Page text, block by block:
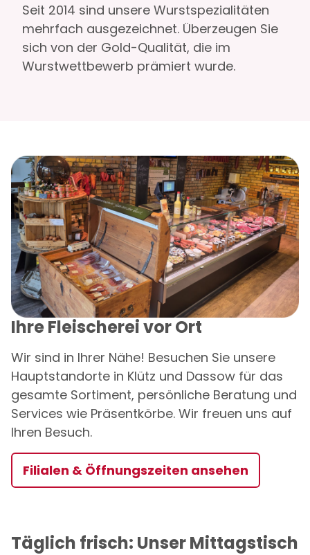
Seit 2014 sind unsere Wurstspezialitäten
mehrfach ausgezeichnet. Überzeugen Sie
sich von der Gold-Qualität, die im
Wurstwettbewerb prämiert wurde.
Ihre Fleischerei vor Ort
Wir sind in Ihrer Nähe! Besuchen Sie unsere
Hauptstandorte in Klütz und Dassow für das
gesamte Sortiment, persönliche Beratung und
Services wie Präsentkörbe. Wir freuen uns auf
Ihren Besuch.
Filialen & Öffnungszeiten ansehen
Täglich frisch: Unser Mittagstisch